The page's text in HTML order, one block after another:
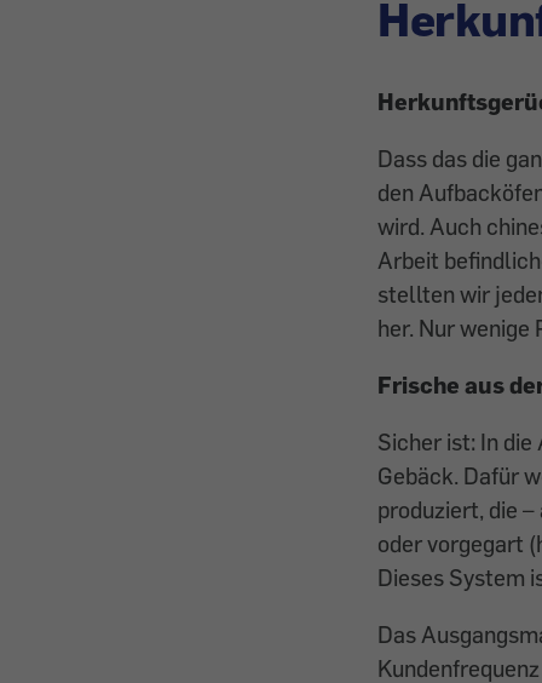
Dass das die
den
wird. Auch
Arbeit
stellten wir
her. Nur
Frische aus
Sicher ist: In
Gebäck. Dafür
produziert, die
oder vorgegart
Dieses System
Das